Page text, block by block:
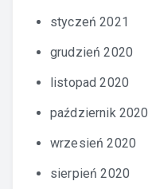
styczeń 2021
grudzień 2020
listopad 2020
październik 2020
wrzesień 2020
sierpień 2020